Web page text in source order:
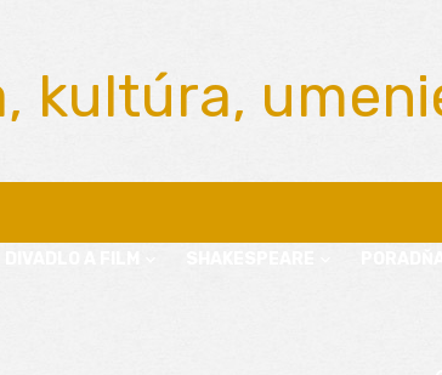
kultúra,